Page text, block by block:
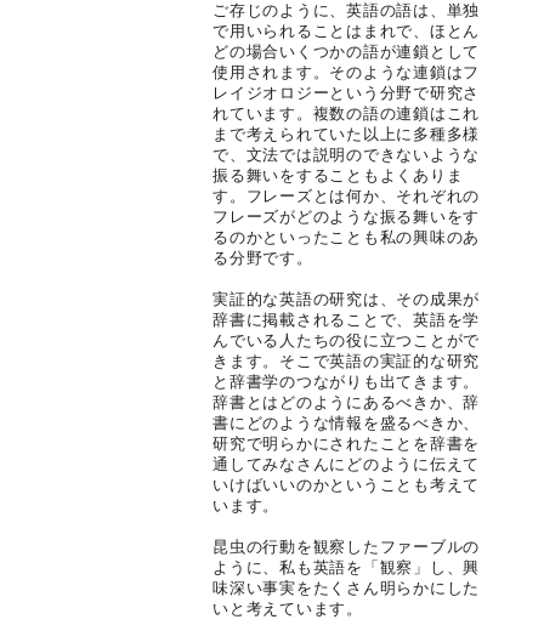
ご存じのように、英語の語は、単独
で用いられることはまれで、ほとん
どの場合いくつかの語が連鎖として
使用されます。そのような連鎖はフ
レイジオロジーという分野で研究さ
れています。複数の語の連鎖はこれ
まで考えられていた以上に多種多様
で、文法では説明のできないような
振る舞いをすることもよくありま
す。フレーズとは何か、それぞれの
フレーズがどのような振る舞いをす
るのかといったことも私の興味のあ
る分野です。
実証的な英語の研究は、その成果が
辞書に掲載されることで、英語を学
んでいる人たちの役に立つことがで
きます。そこで英語の実証的な研究
と辞書学のつながりも出てきます。
辞書とはどのようにあるべきか、辞
書にどのような情報を盛るべきか、
研究で明らかにされたことを辞書を
通してみなさんにどのように伝えて
いけばいいのかということも考えて
います。
昆虫の行動を観察したファーブルの
ように、私も英語を「観察」し、興
味深い事実をたくさん明らかにした
いと考えています。